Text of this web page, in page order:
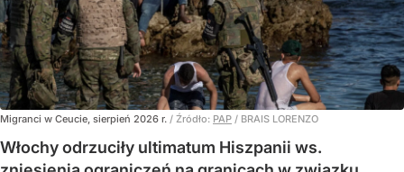
Migranci w Ceucie, sierpień 2026 r. / Źródło: PAP / BRAIS LORENZO
Włochy odrzuciły ultimatum Hiszpanii ws.